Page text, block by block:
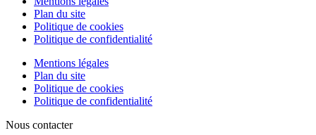
Prénom
Téléphone
E-mail
Message
En cochant la case ci-dessus, j'accepte que mes informations
relation commerciale qui pourrait en découler.